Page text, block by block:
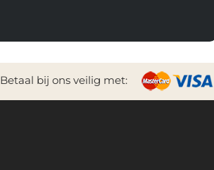
Betaal bij ons veilig met: